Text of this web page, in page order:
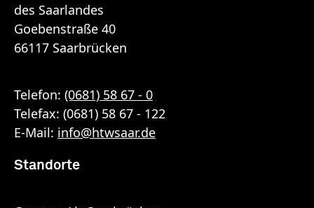
des Saarlandes
Goebenstraße 40
66117 Saarbrücken
Telefon: (0681) 58 67 - 0
Telefax: (0681) 58 67 - 122
E-Mail: info@htwsaar.de
Standorte